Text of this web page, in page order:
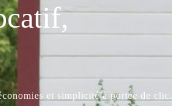
et simplicité à portée de clic.